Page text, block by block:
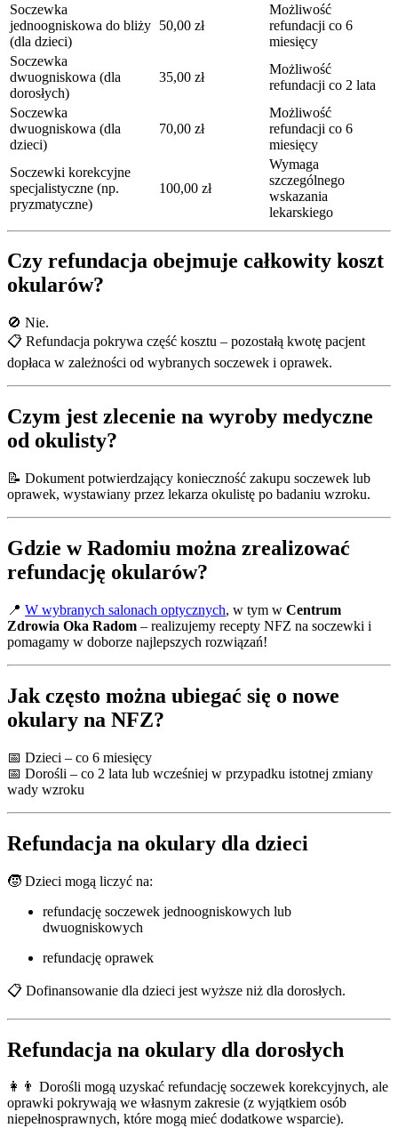
Soczewka
jednoogniskowa do bliży
(dla dzieci)
50,00 zł
Możliwość
refundacji co 6
miesięcy
Soczewka
dwuogniskowa (dla
dorosłych)
35,00 zł
Możliwość
refundacji co 2 lata
Soczewka
dwuogniskowa (dla
dzieci)
70,00 zł
Możliwość
refundacji co 6
miesięcy
Soczewki korekcyjne
specjalistyczne (np.
pryzmatyczne)
100,00 zł
Wymaga
szczególnego
wskazania
lekarskiego
Czy refundacja obejmuje całkowity koszt
okularów?
🚫 Nie.
📋 Refundacja pokrywa część kosztu – pozostałą kwotę pacjent
dopłaca w zależności od wybranych soczewek i oprawek.
Czym jest zlecenie na wyroby medyczne
od okulisty?
📝 Dokument potwierdzający konieczność zakupu soczewek lub
oprawek, wystawiany przez lekarza okulistę po badaniu wzroku.
Gdzie w Radomiu można zrealizować
refundację okularów?
📍 W wybranych salonach optycznych, w tym w Centrum
Zdrowia Oka Radom – realizujemy recepty NFZ na soczewki i
pomagamy w doborze najlepszych rozwiązań!
Jak często można ubiegać się o nowe
okulary na NFZ?
📅 Dzieci – co 6 miesięcy
📅 Dorośli – co 2 lata lub wcześniej w przypadku istotnej zmiany
wady wzroku
Refundacja na okulary dla dzieci
🧒 Dzieci mogą liczyć na:
refundację soczewek jednoogniskowych lub
dwuogniskowych
refundację oprawek
📋 Dofinansowanie dla dzieci jest wyższe niż dla dorosłych.
Refundacja na okulary dla dorosłych
👩👨 Dorośli mogą uzyskać refundację soczewek korekcyjnych, ale
oprawki pokrywają we własnym zakresie (z wyjątkiem osób
niepełnosprawnych, które mogą mieć dodatkowe wsparcie).